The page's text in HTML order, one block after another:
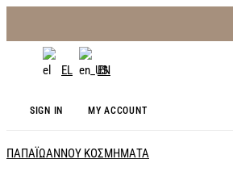
EL EN
SIGN IN MY ACCOUNT
ΠΑΠΑΪΩΑΝΝΟΥ ΚΟΣΜΗΜΑΤΑ